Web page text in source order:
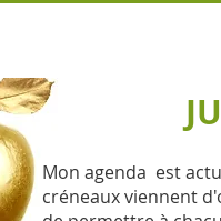
Mon agenda est
créneaux viennent